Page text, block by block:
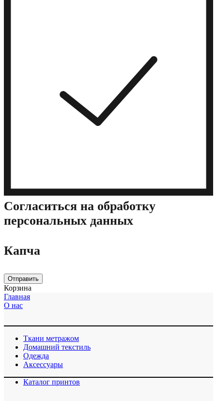
Cогласиться на обработку
персональных данных
Капча
Отправить
Корзина
Главная
О нас
Ткани метражом
Домашний текстиль
Одежда
Аксессуары
Каталог принтов